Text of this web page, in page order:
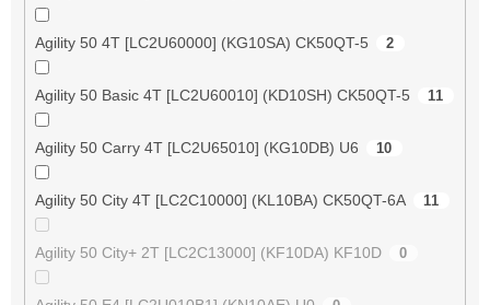
Agility 50 4T [LC2U60000] (KG10SA) CK50QT-5 2
Agility 50 Basic 4T [LC2U60010] (KD10SH) CK50QT-5 11
Agility 50 Carry 4T [LC2U65010] (KG10DB) U6 10
Agility 50 City 4T [LC2C10000] (KL10BA) CK50QT-6A 11
Agility 50 City+ 2T [LC2C13000] (KF10DA) KF10D 0